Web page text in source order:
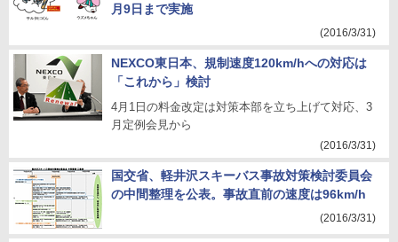
月9日まで実施
(2016/3/31)
NEXCO東日本、規制速度120km/hへの対応は
「これから」検討
4月1日の料金改定は対策本部を立ち上げて対応、3
月定例会見から
(2016/3/31)
国交省、軽井沢スキーバス事故対策検討委員会
の中間整理を公表。事故直前の速度は96km/h
(2016/3/31)